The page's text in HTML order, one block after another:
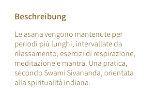
Beschreibung
Le asana vengono mantenute per
periodi più lunghi, intervallate da
rilassamento, esercizi di respirazione,
meditazione e mantra. Una pratica,
secondo Swami Sivananda, orientata
alla spiritualità indiana.